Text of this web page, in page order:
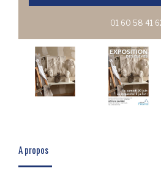
01 60 58 41
A propos